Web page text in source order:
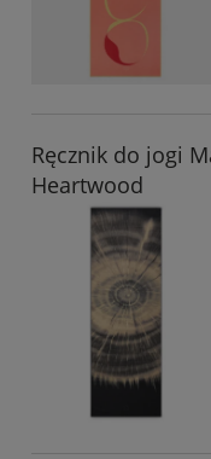
Ręcznik do jogi
Heartwood